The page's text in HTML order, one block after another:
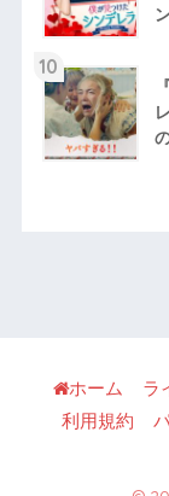
10
ホーム ラ
利用規約